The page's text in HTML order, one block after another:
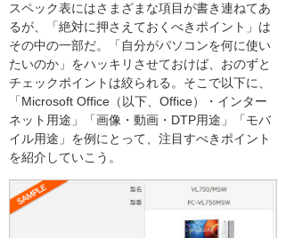
スペック表にはさまざまな項目が書き連ねてあ
るが、「絶対に押さえておくべきポイント」は
その中の一部だ。「自分がパソコンを何に使い
たいのか」をハッキリさせておけば、おのずと
チェックポイントは絞られる。そこで以下に、
「Microsoft Office（以下、Office）・インター
ネット用途」「画像・動画・DTP用途」「モバ
イル用途」を例にとって、注目すべきポイント
を紹介していこう。